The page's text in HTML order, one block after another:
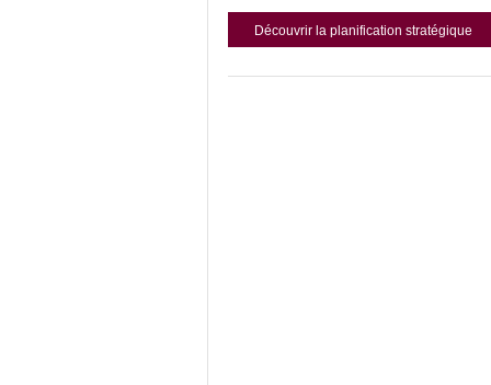
Découvrir la planification stratégique